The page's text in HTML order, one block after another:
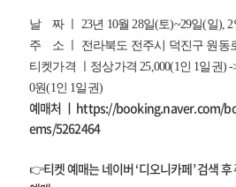
날 짜 ㅣ 23년 10월 28일(토)~29일(일), 2
주 소 ㅣ 전라북도 전주시 덕진구 원동
티켓가격 ㅣ정상가격 25,000(1인 1일권)
0원(1인 1일권)
예매처 ㅣ https://booking.naver.com/
ems/5262464
👉티켓 예매는 네이버 ‘디오니카페’ 검색